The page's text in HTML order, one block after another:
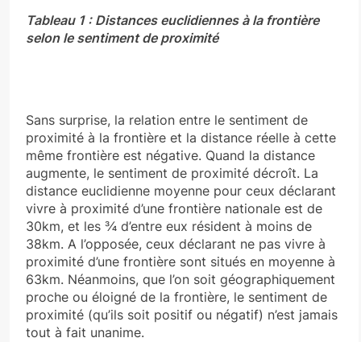
Tableau 1 : Distances euclidiennes à la frontière
selon le sentiment de proximité
Sans surprise, la relation entre le sentiment de
proximité à la frontière et la distance réelle à cette
même frontière est négative. Quand la distance
augmente, le sentiment de proximité décroît. La
distance euclidienne moyenne pour ceux déclarant
vivre à proximité d’une frontière nationale est de
30km, et les ¾ d’entre eux résident à moins de
38km. A l’opposée, ceux déclarant ne pas vivre à
proximité d’une frontière sont situés en moyenne à
63km. Néanmoins, que l’on soit géographiquement
proche ou éloigné de la frontière, le sentiment de
proximité (qu’ils soit positif ou négatif) n’est jamais
tout à fait unanime.